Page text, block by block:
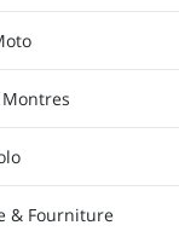
& Fourniture